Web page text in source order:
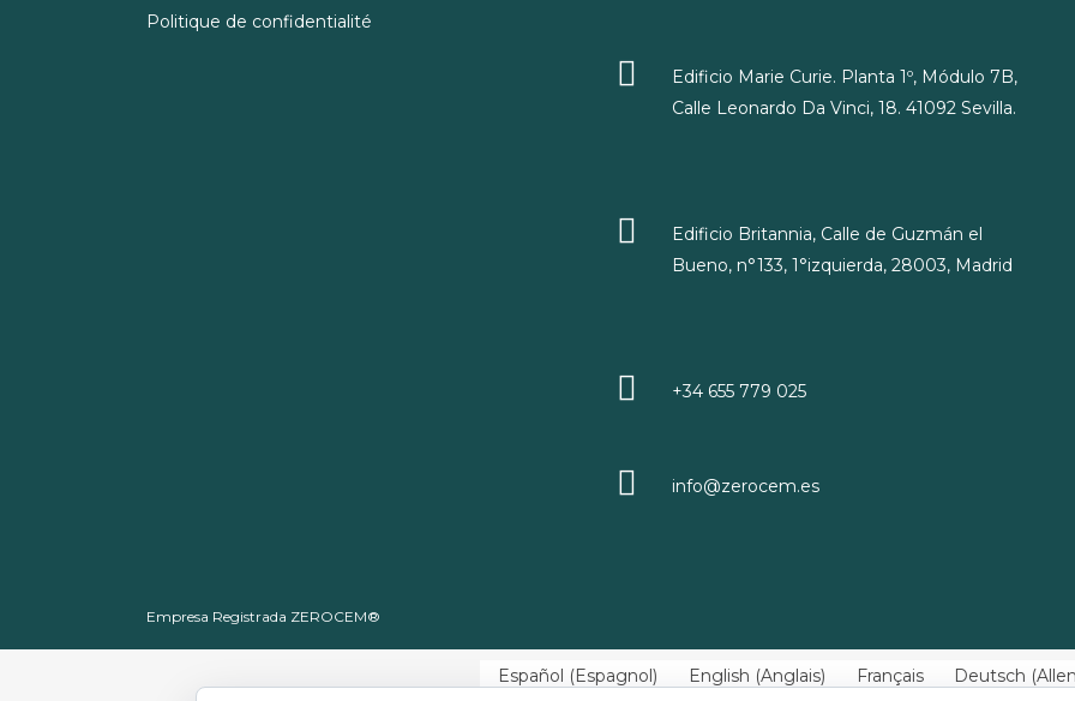
Politique de confidentialité
Edificio Marie Curie. Planta 1º, Módulo 7B,
Calle Leonardo Da Vinci, 18. 41092 Sevilla.
Edificio Britannia, Calle de Guzmán el
Bueno, n°133, 1°izquierda, 28003, Madrid
+34 655 779 025
info@zerocem.es
Empresa Registrada ZEROCEM®
Español (Espagnol) English (Anglais) Français Deutsch (